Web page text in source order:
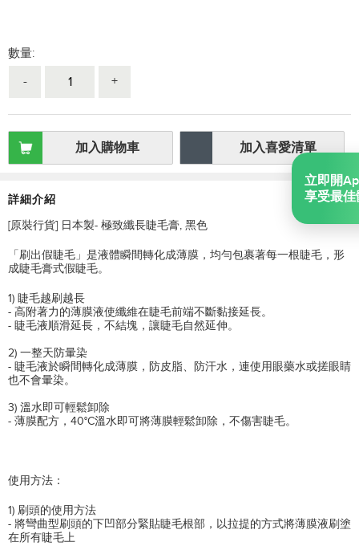
數量:
- +
加入購物車 加入喜愛清單
詳細介紹
[原裝行貨] 日本製- 極致纖長睫毛膏, 黑色
「刷出假睫毛」是液體瞬間轉化成薄膜，均勻包裹著每一根睫毛，形
成睫毛膏式假睫毛。
1) 睫毛越刷越長
- 高附著力的薄膜液使纖維在睫毛前端不斷黏接延長。
- 睫毛液順滑延長，不結塊，讓睫毛自然延伸。
2) 一整天防暈染
- 睫毛液於瞬間轉化成薄膜，防皮脂、防汗水，連使用眼藥水或搓眼睛
也不會暈染。
3) 溫水即可輕鬆卸除
- 薄膜配方， 40°C溫水即可將薄膜輕鬆卸除，不傷害睫毛。
使用方法：
1) 刷頭的使用方法
- 將彎曲型刷頭的下凹部分緊貼睫毛根部，以拉提的方式將薄膜液刷塗
在所有睫毛上